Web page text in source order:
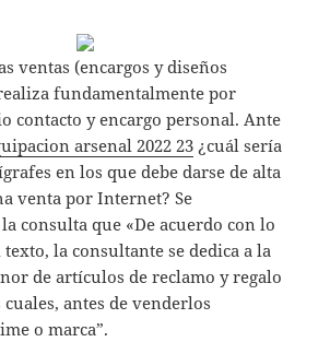
ventas (encargos y diseños
fundamentalmente por
contacto y encargo personal. Ante
arsenal 2022 23 ¿cuál sería
en los que debe darse de alta
venta por Internet? Se
consulta que «De acuerdo con lo
la consultante se dedica a la
de artículos de reclamo y regalo
antes de venderlos
o marca”.